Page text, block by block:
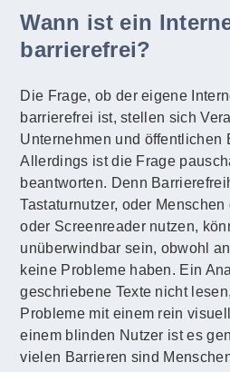
Wann ist ein
barrierefrei?
Die Frage, ob der eigene
barrierefrei ist, stellen sich
Unternehmen und öffentlichen
Allerdings ist die Frage
beantworten. Denn
Tastaturnutzer, oder
oder Screenreader nutzen,
unüberwindbar sein, obwohl
keine Probleme haben. Ein
geschriebene Texte nicht
Probleme mit einem rein
einem blinden Nutzer ist es
vielen Barrieren sind